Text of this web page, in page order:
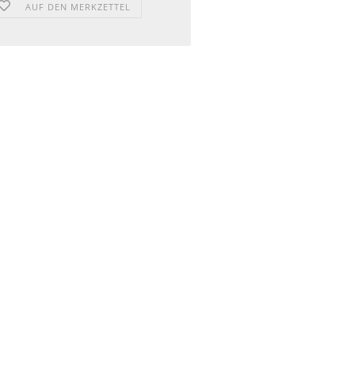
AUF DEN MERKZETTEL